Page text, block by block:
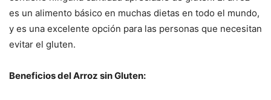
es un alimento básico en muchas dietas en todo el mundo,
y es una excelente opción para las personas que necesitan
evitar el gluten.
Beneficios del Arroz sin Gluten: